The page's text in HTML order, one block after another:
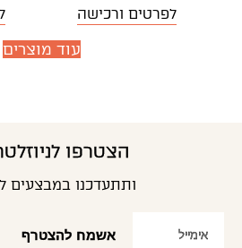
לפרטים ורכישה
עוד מוצרים
הצטרפו
ותתעדכנו במבצעים